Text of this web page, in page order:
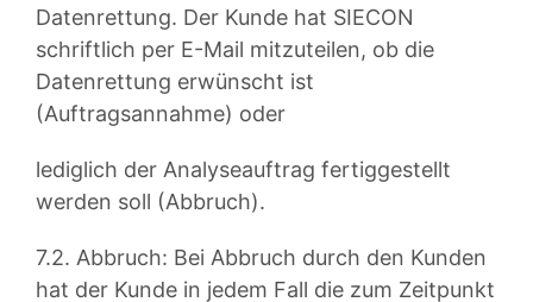
Datenrettung. Der Kunde hat SIECON
schriftlich per E-Mail mitzuteilen, ob die
Datenrettung erwünscht ist
(Auftragsannahme) oder
lediglich der Analyseauftrag fertiggestellt
werden soll (Abbruch).
7.2. Abbruch: Bei Abbruch durch den Kunden
hat der Kunde in jedem Fall die zum Zeitpunkt